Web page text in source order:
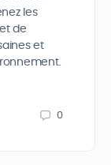
les
de
et
0